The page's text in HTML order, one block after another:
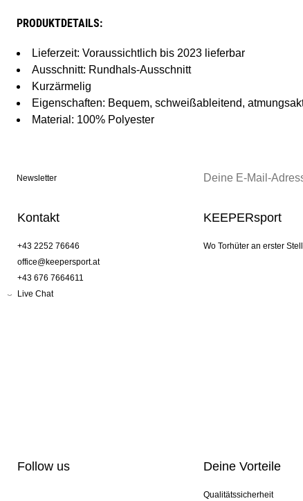
PRODUKTDETAILS:
Lieferzeit: Voraussichtlich bis 2023 lieferbar
Ausschnitt: Rundhals-Ausschnitt
Kurzärmelig
Eigenschaften: Bequem, schweißableitend,
Material: 100% Polyester
Newsletter
Kontakt
+43 2252 76646
office@keepersport.at
+43 676 7664611
Live Chat
KEEPERsport
Wo Torhüter an erster
Follow us Deine Vorteile
Qualitätssicherheit